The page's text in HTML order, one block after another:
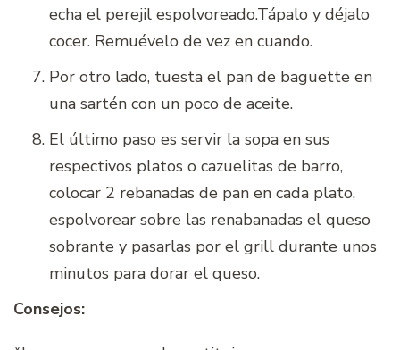
echa el perejil espolvoreado.Tápalo y déjalo
cocer. Remuévelo de vez en cuando.
Por otro lado, tuesta el pan de baguette en
una sartén con un poco de aceite.
El último paso es servir la sopa en sus
respectivos platos o cazuelitas de barro,
colocar 2 rebanadas de pan en cada plato,
espolvorear sobre las renabanadas el queso
sobrante y pasarlas por el grill durante unos
minutos para dorar el queso.
Consejos: